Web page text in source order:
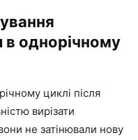
в однорічному
циклі після
вирізати
не затінювали нову